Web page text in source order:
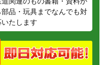
部品・玩具までなんでも対
いたします